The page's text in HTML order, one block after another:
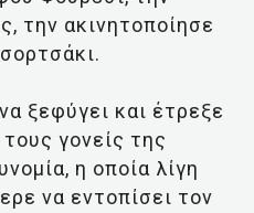
την ακινητοποίησε
ξεφύγει και έτρεξε
γονείς της
η οποία λίγη
να εντοπίσει τον